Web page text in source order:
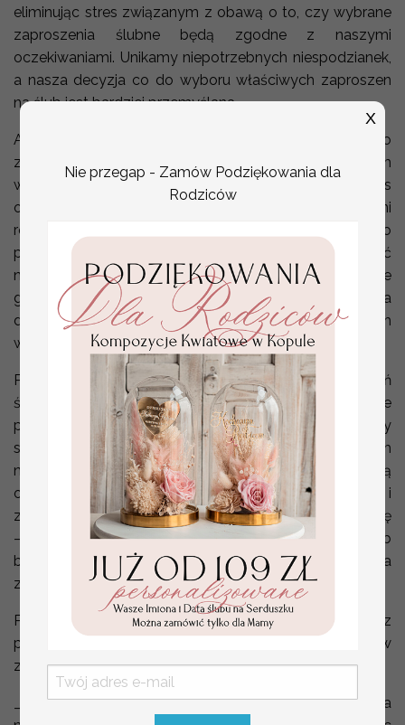
eliminując stres związanym z obawą o to, czy wybrane
zaproszenia ślubne będą zgodne z naszymi
oczekiwaniami. Unikamy niepotrzebnych niespodzianek,
a nasza decyzja co do wyboru właściwych zaproszen
na ślub jest bardziej przemyślana.
Aby skorzystać z tych korzyści, warto pamiętać o
zamówieniu próbek zaproszeń ślubnych z odpowiednim
wyprzedzeniem, szczególnie w sezonie ślubnym. Czas
oczekiwania na dostawę próbek to od 5 do 7 dni
roboczych po oplaceniu zamówienia, dlatego
planowanie z wyprzedzeniem pozwoli uniknąć
niepotrzebnej presji związanej z czasem. To także
gwarancja, że mamy wystarczająco dużo czasu na
dokładne przeanalizowanie i porównanie różnych
wzorów zaproszen na ślub.
Podsumowując, zamówienie próbek zaproszeń
ślubnych to nie tylko sposób na lepsze poznanie
potencjalnego wyglądu zaproszeń, ale także skuteczny
sposób na eliminację stresu związanego z wyborem
naszych zaproszeń na ślub.. To inwestycja w spokojną
organizację ślubu, gdzie każdy detal jest dopracowany i
zgodny z naszymi oczekiwaniami. Dlatego nie wahaj się
– zamów próbki i ciesz się pewnością, że Twój ślub
będzie wyjątkowy od pierwszego spojrzenia na
zaproszenia!
Próbki zaproszeń ślubnych wykonywane są z
przykładowym nadrukiem - nie modyfikujemy wzorów
zaproszeń próbnych
_FRAZA_ dają niepowtarzalną możliwość porównania
Nie przegap - Zamów Podziękowania dla
Rodziców
X